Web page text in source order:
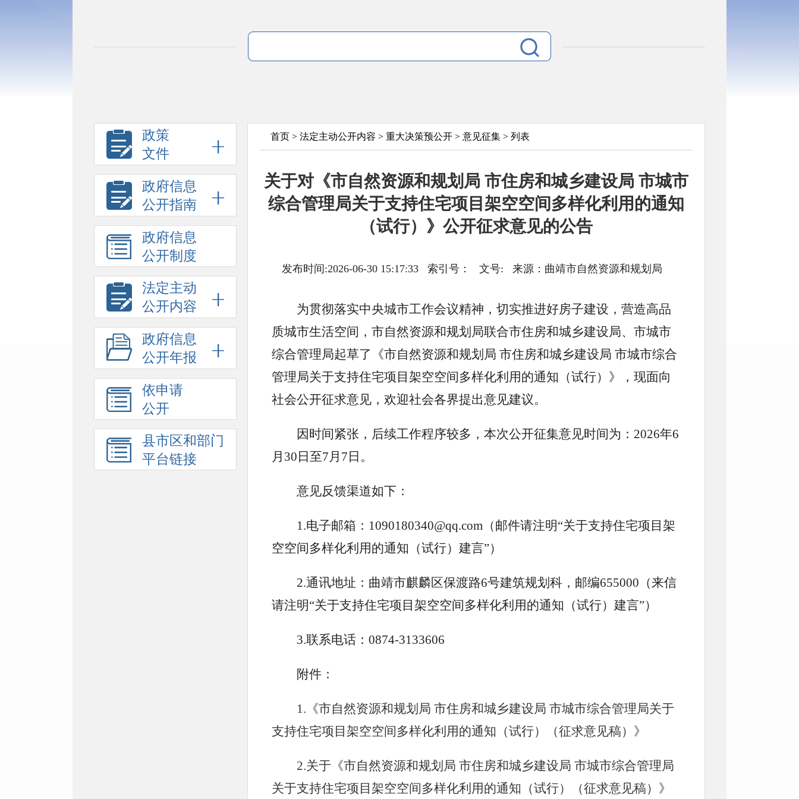
政策
文件
政府信息
公开指南
政府信息
公开制度
法定主动
公开内容
政府信息
公开年报
依申请
公开
县市区和部门
平台链接
首页 > 法定主动公开内容 > 重大决策预公开 > 意见征集 > 列表
关于对《市自然资源和规划局 市住房和城乡建设局 市城市
综合管理局关于支持住宅项目架空空间多样化利用的通知
（试行）》公开征求意见的公告
发布时间:2026-06-30 15:17:33 索引号： 文号: 来源：曲靖市自然资源和规划局
为贯彻落实中央城市工作会议精神，切实推进好房子建设，营造高品
质城市生活空间，市自然资源和规划局联合市住房和城乡建设局、市城市
综合管理局起草了《市自然资源和规划局 市住房和城乡建设局 市城市综合
管理局关于支持住宅项目架空空间多样化利用的通知（试行）》，现面向
社会公开征求意见，欢迎社会各界提出意见建议。
因时间紧张，后续工作程序较多，本次公开征集意见时间为：2026年6
月30日至7月7日。
意见反馈渠道如下：
1.电子邮箱：1090180340@qq.com（邮件请注明“关于支持住宅项目架
空空间多样化利用的通知（试行）建言”）
2.通讯地址：曲靖市麒麟区保渡路6号建筑规划科，邮编655000（来信
请注明“关于支持住宅项目架空空间多样化利用的通知（试行）建言”）
3.联系电话：0874-3133606
附件：
1.《市自然资源和规划局 市住房和城乡建设局 市城市综合管理局关于
支持住宅项目架空空间多样化利用的通知（试行）（征求意见稿）》
2.关于《市自然资源和规划局 市住房和城乡建设局 市城市综合管理局
关于支持住宅项目架空空间多样化利用的通知（试行）（征求意见稿）》